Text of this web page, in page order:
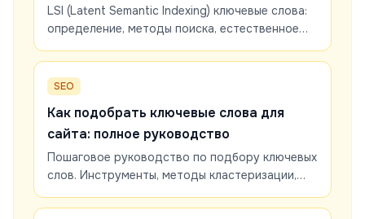
LSI (Latent Semantic Indexing) ключевые слова:
определение, методы поиска, естественное
релевантность и ранжирование.
SEO
Как подобрать ключевые слова для
сайта: полное руководство
Пошаговое руководство по подбору ключевых
слов. Инструменты, методы кластеризации,
семантическое ядро для SEO-продвижения.